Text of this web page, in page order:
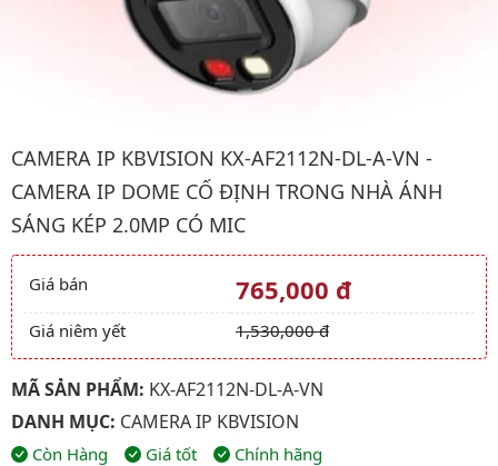
CAMERA IP KBVISION KX-AF2112N-DL-A-VN -
CAMERA IP DOME CỐ ĐỊNH TRONG NHÀ ÁNH
SÁNG KÉP 2.0MP CÓ MIC
Giá và khuyến mãi
Giá bán 765,000 đ
Giá niêm yết 1,530,000 đ
MÃ SẢN PHẨM: KX-AF2112N-DL-A-VN
DANH MỤC: CAMERA IP KBVISION
Còn Hàng Giá tốt Chính hãng